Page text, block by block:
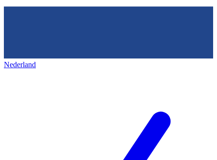
Nederland